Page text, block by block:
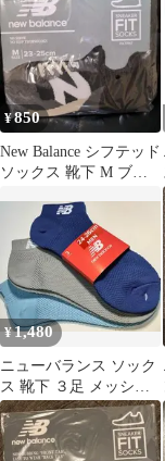
¥850
New Balance シフテッド
ソックス 靴下 M ブラ
¥1,480
ニューバランス ソック
ス 靴下 ３足 メッシュ
ショート 足首 くるぶし
紳士